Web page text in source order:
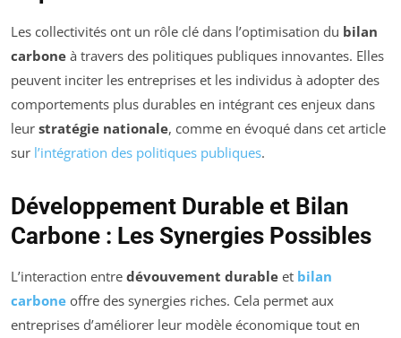
Les collectivités ont un rôle clé dans l’optimisation du bilan
carbone à travers des politiques publiques innovantes. Elles
peuvent inciter les entreprises et les individus à adopter des
comportements plus durables en intégrant ces enjeux dans
leur stratégie nationale, comme en évoqué dans cet article
sur l’intégration des politiques publiques.
Développement Durable et Bilan
Carbone : Les Synergies Possibles
L’interaction entre dévouvement durable et bilan
carbone offre des synergies riches. Cela permet aux
entreprises d’améliorer leur modèle économique tout en